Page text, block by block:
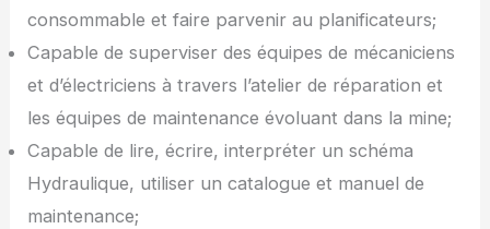
consommable et faire parvenir au planificateurs;
Capable de superviser des équipes de mécaniciens
et d’électriciens à travers l’atelier de réparation et
les équipes de maintenance évoluant dans la mine;
Capable de lire, écrire, interpréter un schéma
Hydraulique, utiliser un catalogue et manuel de
maintenance;